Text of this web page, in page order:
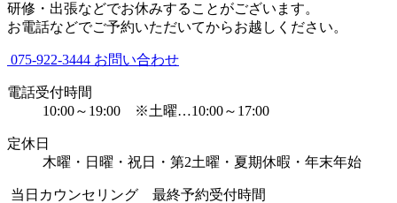
研修・出張などでお休みすることがございます。
お電話などでご予約いただいてからお越しください。
075-922-3444 お問い合わせ
電話受付時間
10:00～19:00 ※土曜…10:00～17:00
定休日
木曜・日曜・祝日・第2土曜・夏期休暇・年末年始
当日カウンセリング 最終予約受付時間